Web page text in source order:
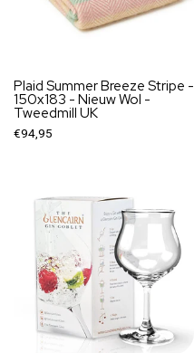
Plaid Summer Breeze Stripe -
150x183 - Nieuw Wol -
Tweedmill UK
€94,95